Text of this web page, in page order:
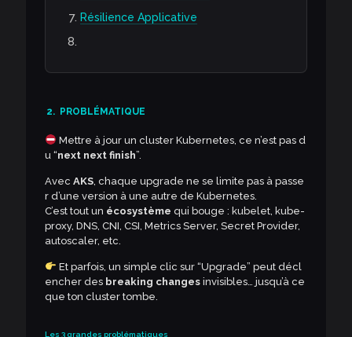
Résilience Applicative
2. PROBLÉMATIQUE
Mettre à jour un cluster Kubernetes, ce n’est pas d
u “next next finish”.
Avec AKS, chaque upgrade ne se limite pas à passe
r d’une version à une autre de Kubernetes.
C’est tout un écosystème qui bouge : kubelet, kube-
proxy, DNS, CNI, CSI, Metrics Server, Secret Provider,
autoscaler, etc.
Et parfois, un simple clic sur “Upgrade” peut décl
encher des breaking changes invisibles… jusqu’à ce
que ton cluster tombe.
Les 3 grandes problématiques